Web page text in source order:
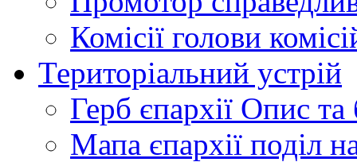
Комісії голови
Територіальний устрій
Герб єпархії Опис та
Мапа єпархії поділ